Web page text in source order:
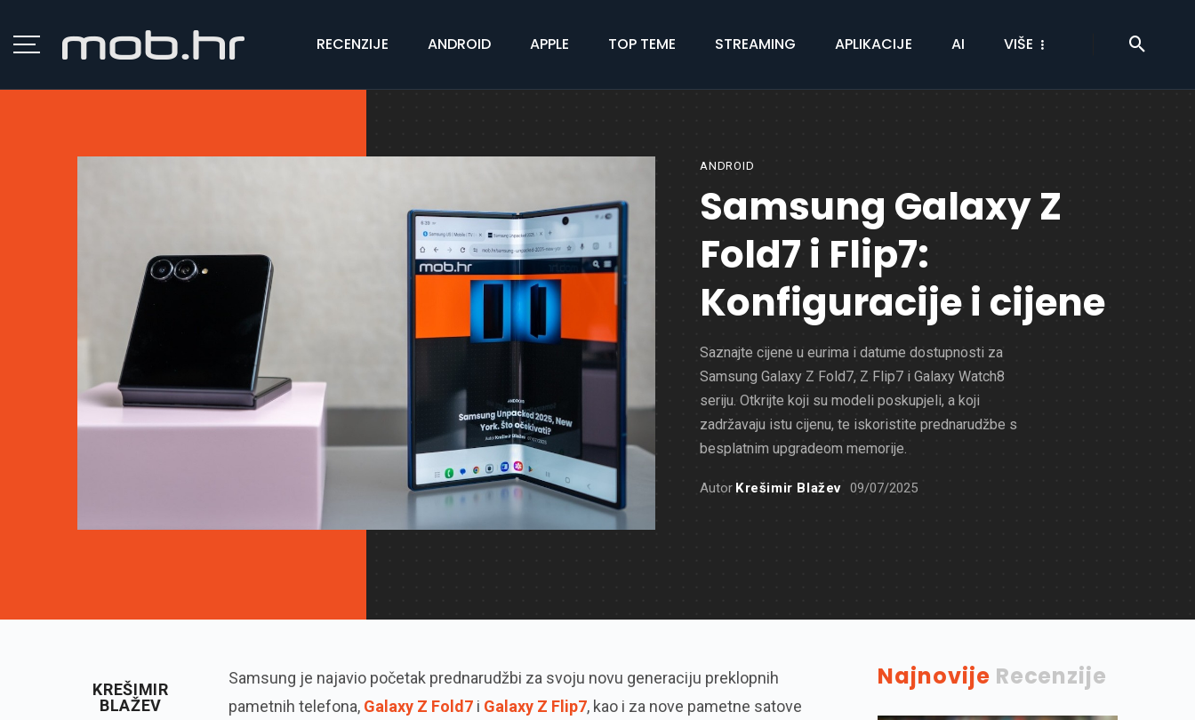
RECENZIJE ANDROID APPLE TOP TEME STREAMING APLIKACIJE AI VIŠE
ANDROID
Samsung Galaxy Z
Fold7 i Flip7:
Konfiguracije i cijene
Saznajte cijene u eurima i datume dostupnosti za
Samsung Galaxy Z Fold7, Z Flip7 i Galaxy Watch8
seriju. Otkrijte koji su modeli poskupjeli, a koji
zadržavaju istu cijenu, te iskoristite prednarudžbe s
besplatnim upgradeom memorije.
Autor Krešimir Blažev 09/07/2025
KREŠIMIR
BLAŽEV
Samsung je najavio početak prednarudžbi za svoju novu generaciju preklopnih
pametnih telefona, Galaxy Z Fold7 i Galaxy Z Flip7, kao i za nove pametne satove
Najnovije Recenzije